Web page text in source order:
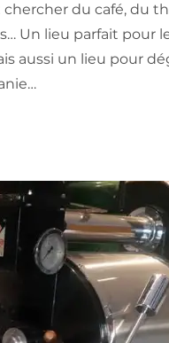
du café, du
Un lieu parfait pour
aussi un lieu pour